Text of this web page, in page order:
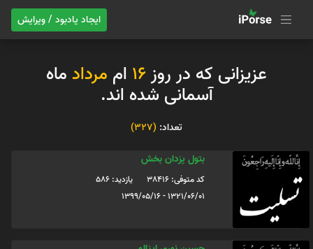
ایجاد یادبود / ویرایش
عزیزانی که در روز16 ام مرداد ماه
آسمانی شده اند.
تعداد: (327)
بتول یزدان بخش
کد متوفی: 38416
یازدید: 586
1321/06/01 - 1399/05/16